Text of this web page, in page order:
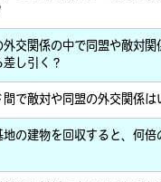
外交関係の中で同盟や敵対
差し引く？
間で敵対や同盟の外交関係は
地の建物を回収すると、何